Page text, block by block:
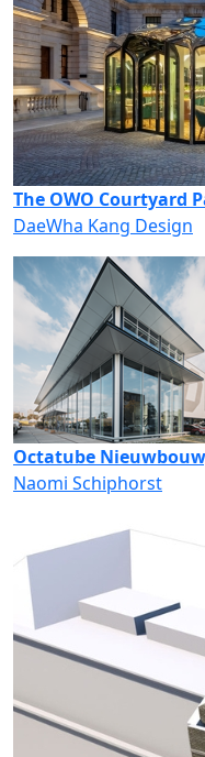
The OWO Courtyard
DaeWha Kang Design
Octatube
Naomi Schiphorst